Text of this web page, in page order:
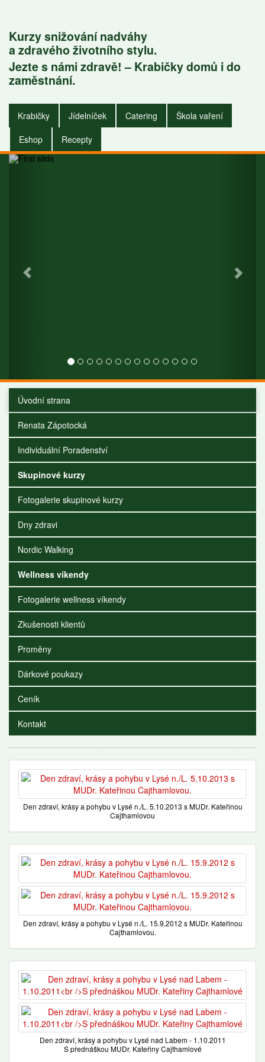
Kurzy snižování nadváhy
a zdravého životního stylu.
Jezte s námi zdravě! – Krabičky domů i do
zaměstnání.
Krabičky Jídelníček Catering
Škola vaření
Eshop
Recepty
Krabičky do
zaměstnání i do
domu.
Úvodní strana
Renata Zápotocká
Individuální Poradenství
Skupinové kurzy
Fotogalerie skupinové kurzy
Dny zdravi
Nordic Walking
Wellness víkendy
Fotogalerie wellness víkendy
Zkušenosti klientů
Proměny
Dárkové poukazy
Ceník
Kontakt
Den zdraví, krásy a pohybu v Lysé n./L. 5.10.2013 s MUDr. Kateřinou
Cajthamlovou
Den zdraví, krásy a pohybu v Lysé n./L. 15.9.2012 s MUDr. Kateřinou
Cajthamlovou.
Den zdraví, krásy a pohybu v Lysé nad Labem - 1.10.2011
S přednáškou MUDr. Kateřiny Cajthamlové